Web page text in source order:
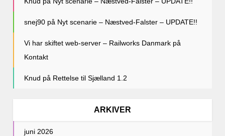
snej90 på Nyt scenarie – Næstved-Falster – UPDATE!!
Vi har skiftet web-server – Railworks Danmark på
Kontakt
Knud på Rettelse til Sjælland 1.2
ARKIVER
juni 2026